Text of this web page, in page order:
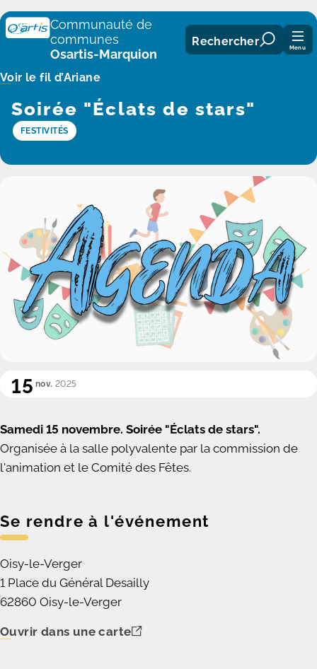
Panneau de gestion des cookies
Communauté de
communes
Osartis-Marquion
Rechercher Menu
Voir le fil d’Ariane
Soirée "Éclats de stars"
FESTIVITÉS
15 nov. 2025
Samedi 15 novembre. Soirée "Éclats de stars".
Organisée à la salle polyvalente par la commission de
l'animation et le Comité des Fêtes.
Se rendre à l'événement
Oisy-le-Verger
1 Place du Général Desailly
62860 Oisy-le-Verger
Ouvrir dans une carte